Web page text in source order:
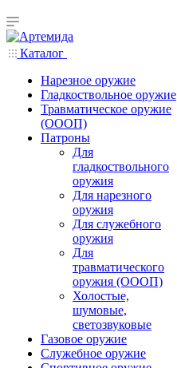
Каталог
Нарезное оружие
Гладкоствольное оружие
Травматическое оружие
(ОООП)
Патроны
Для
гладкоствольного
оружия
Для нарезного
оружия
Для служебного
оружия
Для
травматического
оружия (ОООП)
Холостые,
шумовые,
светозвуковые
Газовое оружие
Служебное оружие